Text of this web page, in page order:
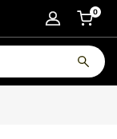
0article